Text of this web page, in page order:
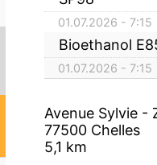
01.07.2026 - 7:15
Bioethanol
01.07.2026 - 7:15
Avenue Sylvie -
77500 Chelles
5,1 km